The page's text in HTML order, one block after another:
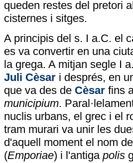
queden restes del pretori
cisternes i sitges.
A principis del s. I a.C. el
es va convertir en una
la grega. A mitjan segle I
Juli Cèsar i després, en
que va des de Cèsar fins
municipium.
nuclis urbans, el grec i el
tram murari va unir les
d'aquell moment el nom
(Emporiae) i l'antiga polis